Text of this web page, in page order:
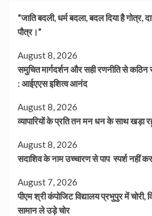
“जाति बदली, धर्म बदला, बदल दिया है गोत्र,
पौत्र।”
August 8, 2026
समुचित मार्गदर्शन और सही रणनीति से
: आईएएस इशित्व आनंद
August 8, 2026
व्यापारियों के प्रति तन मन धन के साथ खड़ा
August 8, 2026
सदाशिव के नाम उच्चारण से पाप स्पर्श नहीं
August 7, 2026
पीएम श्री कंपोजिट विद्यालय प्रभुपुर में चोरी,
सामान ले उड़े चोर